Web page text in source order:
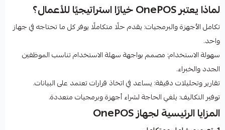
لماذا يعتبر OnePOS خيارًا استراتيجيًا للأعمال؟
تكامل الأجهزة والبرمجيات: يقدم حلًا متكاملًا يوفر كل ما تحتاجه في جهاز
واحد.
سهولة الاستخدام: مصمم بواجهة سهلة الاستخدام تناسب الموظفين
الجدد والخبراء.
تقارير وتحليلات دقيقة: يساعد في اتخاذ قرارات تعتمد على البيانات.
توفير التكاليف: يلغي الحاجة لشراء أجهزة وبرمجيات متعددة.
المزايا الرئيسية لجهاز OnePOS